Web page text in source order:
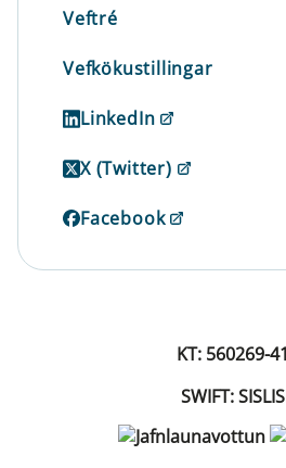
Veftré
Vefkökustillingar
LinkedIn
X (Twitter)
Facebook
KT: 560269-
SWIFT: